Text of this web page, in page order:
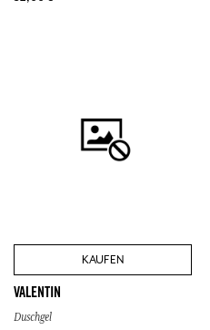
KAUFEN
VALENTIN
Duschgel